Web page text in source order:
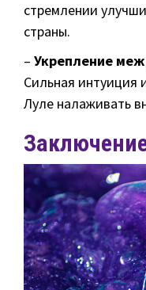
стремлении
страны.
– Укрепление
Сильная интуиция
Луле налаживать